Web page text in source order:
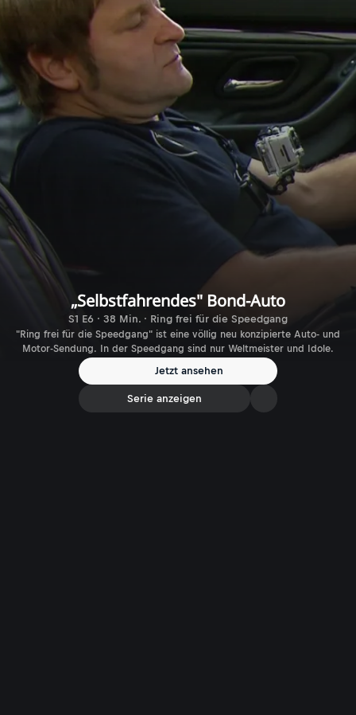
„Selbstfahrendes" Bond-Auto
S1 E6 · 38 Min. · Ring frei für die Speedgang
"Ring frei für die Speedgang" ist eine völlig neu konzipierte Auto- und
Motor-Sendung. In der Speedgang sind nur Weltmeister und Idole.
Jetzt ansehen
Serie anzeigen